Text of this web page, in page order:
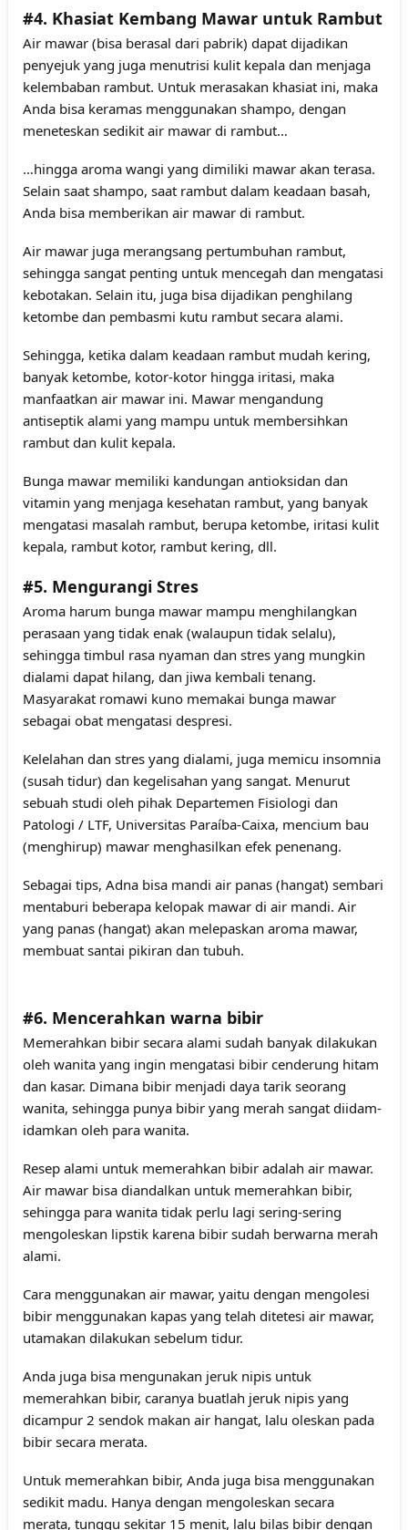
#4. Khasiat Kembang Mawar untuk Rambut
Air mawar (bisa berasal dari pabrik) dapat dijadikan
penyejuk yang juga menutrisi kulit kepala dan menjaga
kelembaban rambut. Untuk merasakan khasiat ini, maka
Anda bisa keramas menggunakan shampo, dengan
meneteskan sedikit air mawar di rambut…
…hingga aroma wangi yang dimiliki mawar akan terasa.
Selain saat shampo, saat rambut dalam keadaan basah,
Anda bisa memberikan air mawar di rambut.
Air mawar juga merangsang pertumbuhan rambut,
sehingga sangat penting untuk mencegah dan mengatasi
kebotakan. Selain itu, juga bisa dijadikan penghilang
ketombe dan pembasmi kutu rambut secara alami.
Sehingga, ketika dalam keadaan rambut mudah kering,
banyak ketombe, kotor-kotor hingga iritasi, maka
manfaatkan air mawar ini. Mawar mengandung
antiseptik alami yang mampu untuk membersihkan
rambut dan kulit kepala.
Bunga mawar memiliki kandungan antioksidan dan
vitamin yang menjaga kesehatan rambut, yang banyak
mengatasi masalah rambut, berupa ketombe, iritasi kulit
kepala, rambut kotor, rambut kering, dll.
#5. Mengurangi Stres
Aroma harum bunga mawar mampu menghilangkan
perasaan yang tidak enak (walaupun tidak selalu),
sehingga timbul rasa nyaman dan stres yang mungkin
dialami dapat hilang, dan jiwa kembali tenang.
Masyarakat romawi kuno memakai bunga mawar
sebagai obat mengatasi despresi.
Kelelahan dan stres yang dialami, juga memicu insomnia
(susah tidur) dan kegelisahan yang sangat. Menurut
sebuah studi oleh pihak Departemen Fisiologi dan
Patologi / LTF, Universitas Paraíba-Caixa, mencium bau
(menghirup) mawar menghasilkan efek penenang.
Sebagai tips, Adna bisa mandi air panas (hangat) sembari
mentaburi beberapa kelopak mawar di air mandi. Air
yang panas (hangat) akan melepaskan aroma mawar,
membuat santai pikiran dan tubuh.
#6. Mencerahkan warna bibir
Memerahkan bibir secara alami sudah banyak dilakukan
oleh wanita yang ingin mengatasi bibir cenderung hitam
dan kasar. Dimana bibir menjadi daya tarik seorang
wanita, sehingga punya bibir yang merah sangat diidam-
idamkan oleh para wanita.
Resep alami untuk memerahkan bibir adalah air mawar.
Air mawar bisa diandalkan untuk memerahkan bibir,
sehingga para wanita tidak perlu lagi sering-sering
mengoleskan lipstik karena bibir sudah berwarna merah
alami.
Cara menggunakan air mawar, yaitu dengan mengolesi
bibir menggunakan kapas yang telah ditetesi air mawar,
utamakan dilakukan sebelum tidur.
Anda juga bisa mengunakan jeruk nipis untuk
memerahkan bibir, caranya buatlah jeruk nipis yang
dicampur 2 sendok makan air hangat, lalu oleskan pada
bibir secara merata.
Untuk memerahkan bibir, Anda juga bisa menggunakan
sedikit madu. Hanya dengan mengoleskan secara
merata, tunggu sekitar 15 menit, lalu bilas bibir dengan